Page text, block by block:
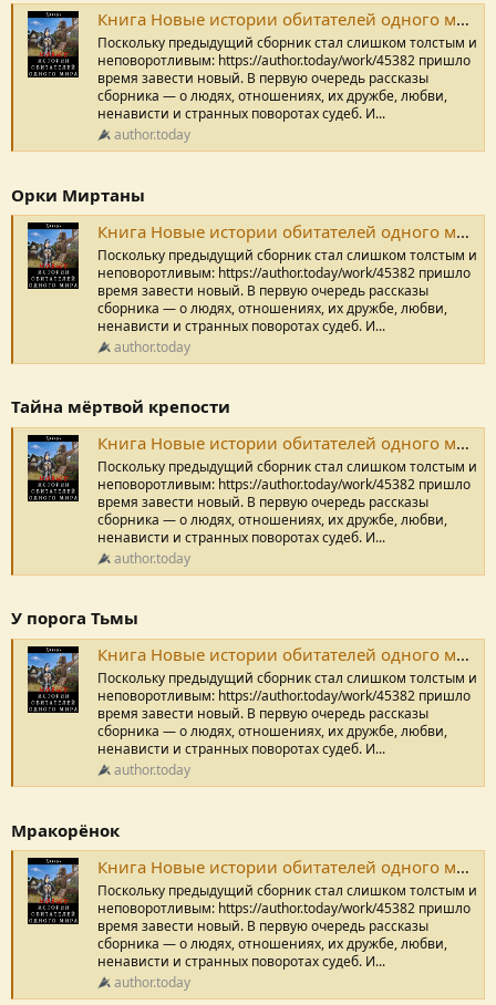
Книга Новые истории обитателей одного мира, Монастырские тайны, Дикарь читать онлайн
Поскольку предыдущий сборник стал слишком толстым и
неповоротливым: https://author.today/work/45382 пришло
время завести новый. В первую очередь рассказы
сборника — о людях, отношениях, их дружбе, любви,
ненависти и странных поворотах судеб. И...
author.today
Орки Миртаны
Книга Новые истории обитателей одного мира, Орки Миртаны, Дикарь читать онлайн
Поскольку предыдущий сборник стал слишком толстым и
неповоротливым: https://author.today/work/45382 пришло
время завести новый. В первую очередь рассказы
сборника — о людях, отношениях, их дружбе, любви,
ненависти и странных поворотах судеб. И...
author.today
Тайна мёртвой крепости
Книга Новые истории обитателей одного мира, Тайна мёртвой крепости, Дикарь читать онлайн
Поскольку предыдущий сборник стал слишком толстым и
неповоротливым: https://author.today/work/45382 пришло
время завести новый. В первую очередь рассказы
сборника — о людях, отношениях, их дружбе, любви,
ненависти и странных поворотах судеб. И...
author.today
У порога Тьмы
Книга Новые истории обитателей одного мира, У порога Тьмы, Дикарь читать онлайн
Поскольку предыдущий сборник стал слишком толстым и
неповоротливым: https://author.today/work/45382 пришло
время завести новый. В первую очередь рассказы
сборника — о людях, отношениях, их дружбе, любви,
ненависти и странных поворотах судеб. И...
author.today
Мракорёнок
Книга Новые истории обитателей одного мира, Мракорёнок, Дикарь читать онлайн
Поскольку предыдущий сборник стал слишком толстым и
неповоротливым: https://author.today/work/45382 пришло
время завести новый. В первую очередь рассказы
сборника — о людях, отношениях, их дружбе, любви,
ненависти и странных поворотах судеб. И...
author.today